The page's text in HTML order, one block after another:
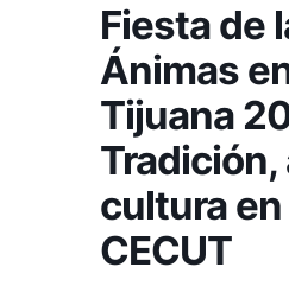
Fiesta de
Ánimas
Tijuana
Tradición,
cultura en
CECUT